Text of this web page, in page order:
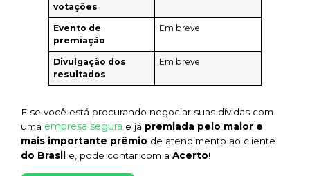
votações
Evento de
premiação
Em breve
Divulgação dos
resultados
Em breve
E se você está procurando negociar suas dívidas com
uma empresa segura e já premiada pelo maior e
mais importante prêmio de atendimento ao cliente
do Brasil e, pode contar com a Acerto!